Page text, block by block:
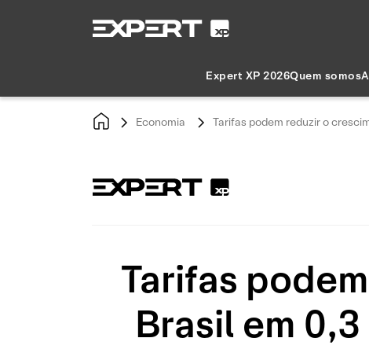
Expert XP 2026Quem somos
Economia Tarifas podem reduzir o
Tarifas
Brasil em